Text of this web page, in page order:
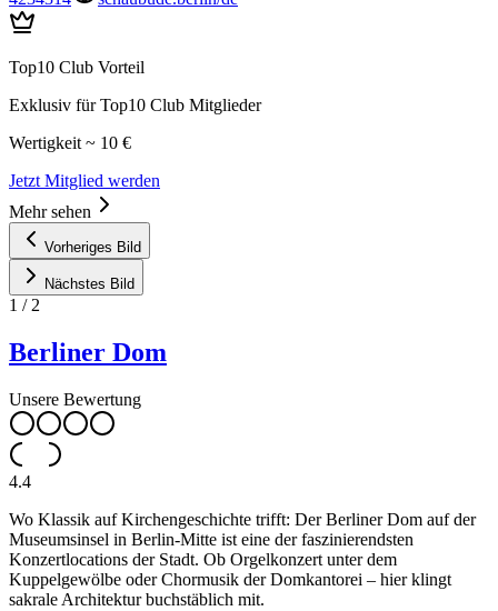
Top10 Club Vorteil
Exklusiv für Top10 Club Mitglieder
Wertigkeit ~ 10 €
Jetzt Mitglied werden
Mehr sehen
Vorheriges Bild
Nächstes Bild
1 / 2
Berliner Dom
Unsere Bewertung
4.4
Wo Klassik auf Kirchengeschichte trifft: Der Berliner Dom auf der
Museumsinsel in Berlin-Mitte ist eine der faszinierendsten
Konzertlocations der Stadt. Ob Orgelkonzert unter dem
Kuppelgewölbe oder Chormusik der Domkantorei – hier klingt
sakrale Architektur buchstäblich mit.